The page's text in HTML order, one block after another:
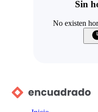
Sin
No existen